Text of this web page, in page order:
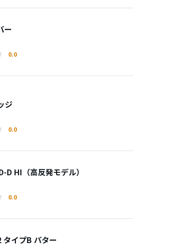
ー
0.0
ジ
0.0
D HI（高反発モデル）
0.0
タイプB パター